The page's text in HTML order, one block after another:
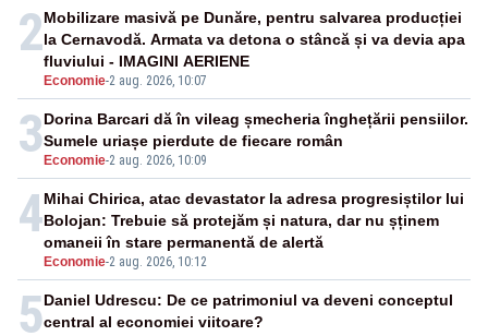
2
Economie-2 aug. 2026, 10:07
Mobilizare masivă pe Dunăre, pentru salvarea producției
la Cernavodă. Armata va detona o stâncă și va devia apa
fluviului - IMAGINI AERIENE
3 Economie-2 aug. 2026, 10:09
Dorina Barcari dă în vileag șmecheria înghețării pensiilor.
Sumele uriașe pierdute de fiecare român
4
Economie-2 aug. 2026, 10:12
Mihai Chirica, atac devastator la adresa progresiștilor lui
Bolojan: Trebuie să protejăm și natura, dar nu șținem
omaneii în stare permanentă de alertă
5Daniel Udrescu: De ce patrimoniul va deveni conceptul
central al economiei viitoare?